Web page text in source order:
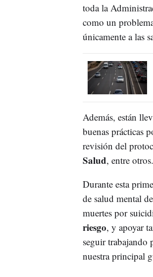
toda la
como un
únicamente a las
Además, están
buenas prácticas
revisión del
Salud, entre otros.
Durante esta
de salud mental
muertes por
riesgo, y apoyar
seguir trabajando
nuestra principal